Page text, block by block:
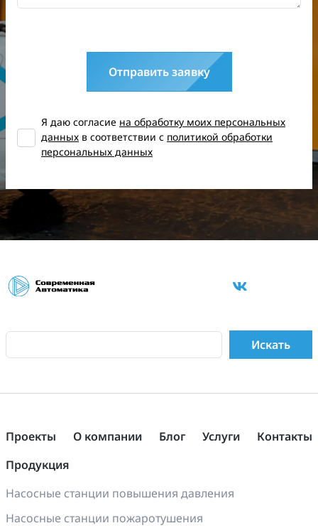
Отправить заявку
Я даю согласие на обработку моих персональных
данных в соответствии с политикой обработки
персональных данных
Проекты О компании Блог Услуги
Контакты
Продукция
Насосные станции повышения давления
Насосные станции пожаротушения